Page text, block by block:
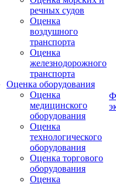
речных судов
Оценка
воздушного
транспорта
Оценка
железнодорожного
транспорта
Оценка оборудования
Оценка
медицинского
оборудования
Оценка
технологического
оборудования
Оценка торгового
оборудования
Оценка